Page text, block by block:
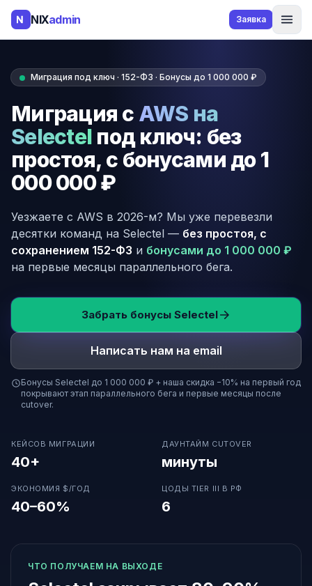
NIXadmin Заявка
Миграция под ключ · 152-ФЗ · Бонусы до 1 000 000 ₽
Миграция с AWS на
Selectel под ключ: без
простоя, с бонусами до 1
000 000 ₽
Уезжаете с AWS в 2026-м? Мы уже перевезли
десятки команд на Selectel — без простоя, с
сохранением 152-ФЗ и бонусами до 1 000 000 ₽
на первые месяцы параллельного бега.
Забрать бонусы Selectel
Написать нам на email
Бонусы Selectel до 1 000 000 ₽ + наша скидка −10% на первый год
покрывают этап параллельного бега и первые месяцы после
cutover.
КЕЙСОВ МИГРАЦИИ
40+
ДАУНТАЙМ CUTOVER
минуты
ЭКОНОМИЯ $/ГОД
40–60%
ЦОДЫ TIER III В РФ
6
ЧТО ПОЛУЧАЕМ НА ВЫХОДЕ